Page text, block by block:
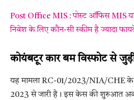
Post Office MIS : पोस्ट ऑफिस MIS
निवेश के लिए कौन-सी स्कीम है ज्यादा
कोयंबटूर कार बम विस्फोट से
यह मामला RC-01/2023/NIA/CHE के
2023 से जारी है। इस केस की शुरुआत